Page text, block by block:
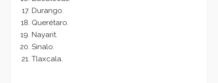
Durango.
Querétaro.
Nayarit.
Sinalo.
Tlaxcala.